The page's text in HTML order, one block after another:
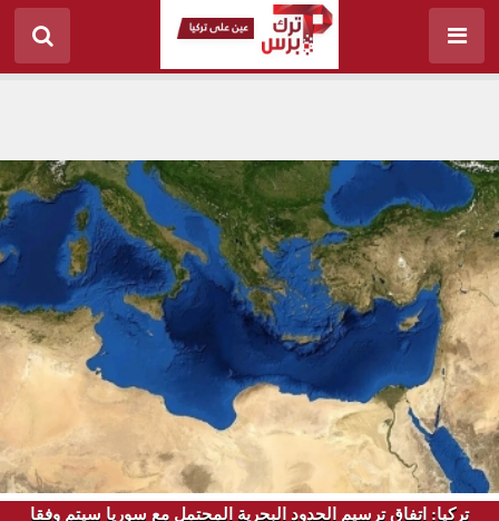
تركيا: اتفاق ترسيم الحدود البحرية المحتمل مع سوريا سيتم وفقا